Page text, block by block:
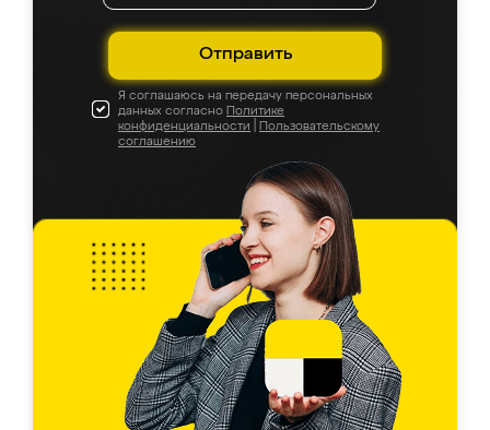
Отправить
Я соглашаюсь на передачу персональных
данных согласно Политике
конфиденциальности
Пользовательскому
соглашению